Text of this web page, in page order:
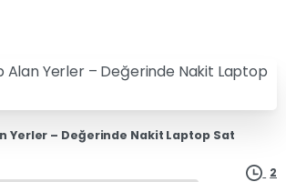
Yerler – Değerinde Nakit Laptop Sat
2